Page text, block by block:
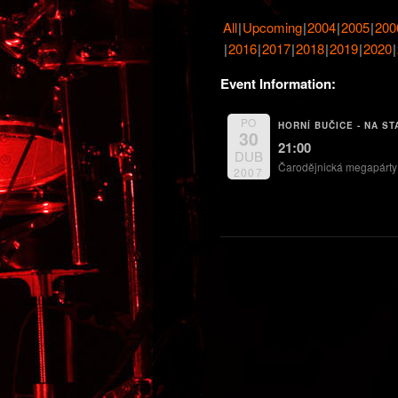
obsahu
webu
All Upcoming 2004 2005
2016 2017 2018 2019 2020
Event Information:
PO
30
DUB
2007
HORNÍ BUČICE - NA
21:00
Čarodějnická megapárty